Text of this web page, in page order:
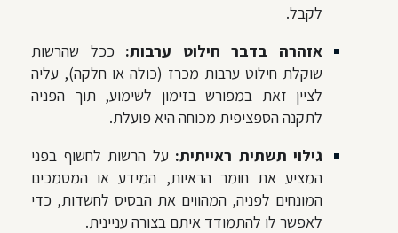
לקבל.
אזהרה בדבר חילוט ערבות: ככל שהרשות
שוקלת חילוט ערבות מכרז (כולה או חלקה), עליה
לציין זאת במפורש בזימון לשימוע, תוך הפניה
לתקנה הספציפית מכוחה היא פועלת.
גילוי תשתית ראייתית: על הרשות לחשוף בפני
המציע את חומר הראיות, המידע או המסמכים
המונחים לפניה, המהווים את הבסיס לחשדות, כדי
לאפשר לו להתמודד איתם בצורה עניינית.